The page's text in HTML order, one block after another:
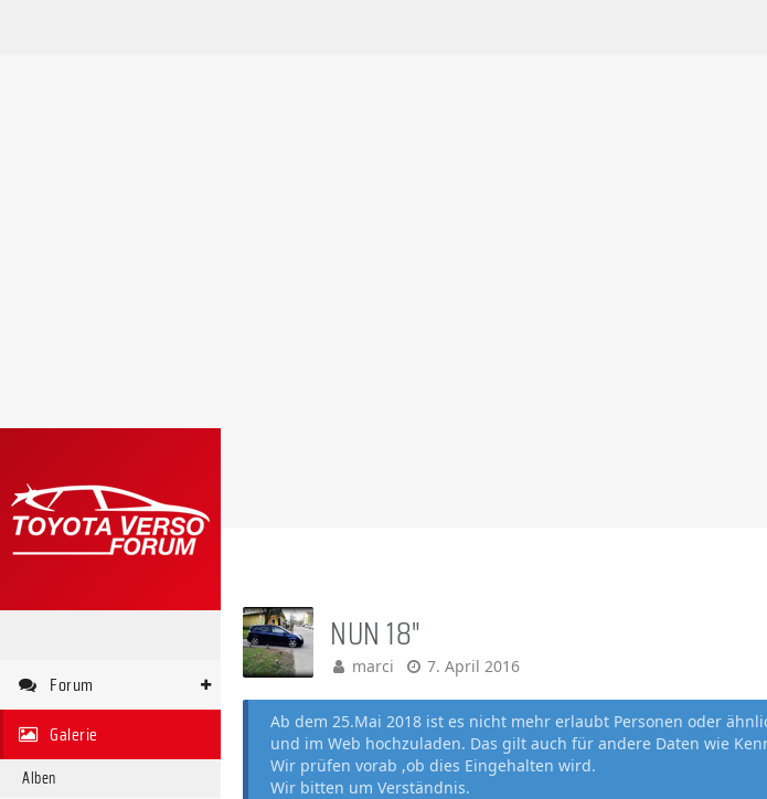
Forum
Galerie
Alben
NUN 18"
marci 7. April 2016
Ab dem 25.Mai 2018 ist es nicht mehr erlaubt Personen oder
und im Web hochzuladen. Das gilt auch für andere Daten wie
Wir prüfen vorab ,ob dies Eingehalten wird.
Wir bitten um Verständnis.